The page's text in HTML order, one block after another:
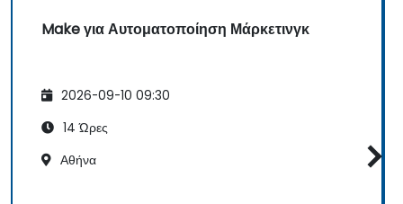
Make για Αυτοματοποίηση Μάρκετινγκ
2026-09-10 09:30
14 Ώρες
Αθήνα